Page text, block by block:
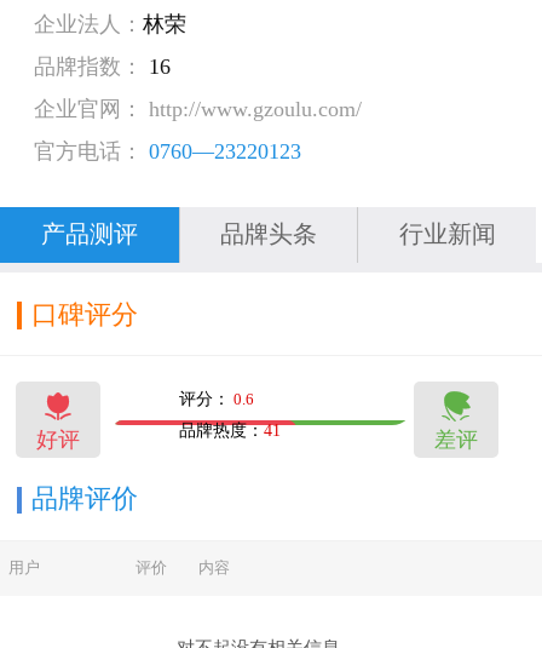
证了生产标准和生产技术比同业更精尖、专业、
全面。 2007年欧陆成立了
OULU（LONDON）RDCenter。聘请一批新锐国
际设计师，负责新产品开发和设计。秉承着“人无
性化、智能化产品发展路线，致力于打造符合时
年，欧陆天花以其精工、精确、经典的品质享誉
牌。“北京人民大会堂、北京火车站西站、中国奥
林匹克体育中心、广州奥林匹克体育中心、广州
新白云机场、广州国际会展中心、上海外滩观光
政府形象工程正是对欧陆天花精工品质的完美诠
企业法人： 林荣
品牌指数： 16
企业官网： http://www.gzoulu.com/
官方电话： 0760—23220123
产品测评 品牌头条 行业新闻
口碑评分

好评

差评
评分： 0.6
品牌热度：41
品牌评价
用户 评价 内容